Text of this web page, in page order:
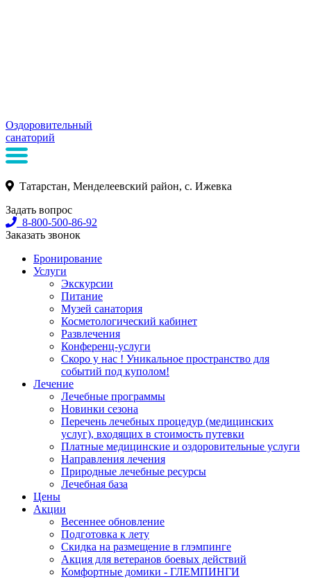
Оздоровительный
санаторий
Татарстан, Менделеевский район, с. Ижевка
Задать вопрос
8-800-500-86-92
Заказать звонок
Бронирование
Услуги
Экскурсии
Питание
Музей санатория
Косметологический кабинет
Развлечения
Конференц-услуги
Скоро у нас ! Уникальное пространство для
событий под куполом!
Лечение
Лечебные программы
Новинки сезона
Перечень лечебных процедур (медицинских
услуг), входящих в стоимость путевки
Платные медицинские и оздоровительные услуги
Направления лечения
Природные лечебные ресурсы
Лечебная база
Цены
Акции
Весеннее обновление
Подготовка к лету
Скидка на размещение в глэмпинге
Акция для ветеранов боевых действий
Комфортные домики - ГЛЕМПИНГИ